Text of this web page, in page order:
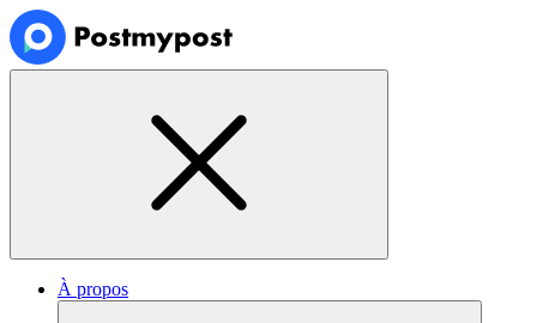
À propos